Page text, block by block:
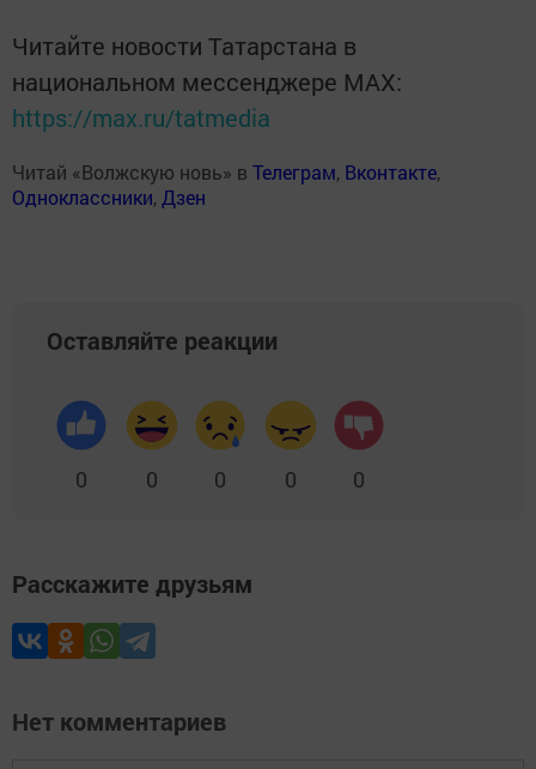
Читайте новости Татарстана в
национальном мессенджере MАХ:
https://max.ru/tatmedia
Читай «Волжскую новь» в Телеграм, Вконтакте,
Одноклассники,Дзен
Оставляйте реакции
0 0 0 0 0
Расскажите друзьям
Нет комментариев